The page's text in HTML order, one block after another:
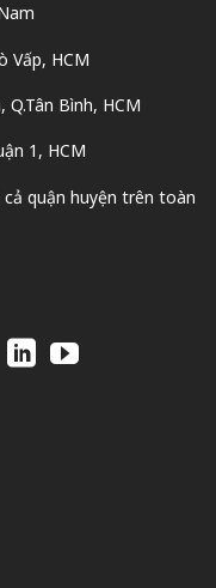
Vấp, HCM
Bình, HCM
1, HCM
quận huyện trên toàn